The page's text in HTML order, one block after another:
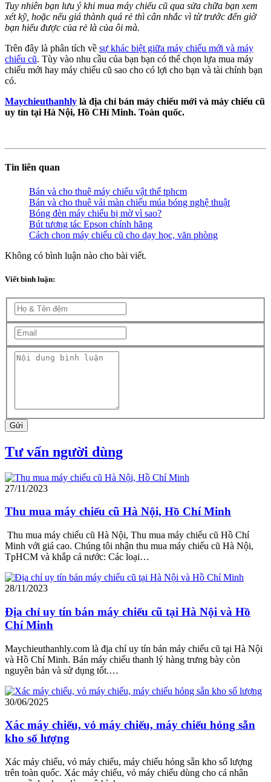
Tuy nhiên bạn lưu ý khi mua máy chiếu cũ qua sửa chữa bạn xem
xét kỹ, hoặc nếu giá thành quá rẻ thì cân nhắc vì từ trước đến giờ
bạn hiểu được của rẻ là của ôi mà.
Trên đây là phân tích về sự khác biệt giữa máy chiếu mới và máy
chiếu cũ. Tùy vào nhu cầu của bạn bạn có thể chọn lựa mua máy
chiếu mới hay máy chiếu cũ sao cho có lợi cho bạn và tài chính bạn
có.
Maychieuthanhly là địa chỉ bán máy chiếu mới và máy chiếu cũ
uy tín tại Hà Nội, Hồ CHí Minh. Toàn quốc.
Tin liên quan
Bán và cho thuê máy chiếu vật thể tphcm
Bán và cho thuê vải màn chiếu múa bóng nghệ thuật
Bóng đèn máy chiếu bị mờ vì sao?
Bút tương tác Epson chính hãng
Cách chọn máy chiếu cũ cho dạy học, văn phòng
Không có bình luận nào cho bài viết.
Viết bình luận:
Gửi
Tư vấn người dùng
27/11/2023
Thu mua máy chiếu cũ Hà Nội, Hồ Chí Minh
Thu mua máy chiếu cũ Hà Nội, Thu mua máy chiếu cũ Hồ Chí
Minh với giá cao. Chúng tôi nhận thu mua máy chiếu cũ Hà Nội,
TpHCM và khắp cả nước: Các loại…
28/11/2023
Địa chỉ uy tín bán máy chiếu cũ tại Hà Nội và Hồ
Chí Minh
Maychieuthanhly.com là địa chỉ uy tín bán máy chiếu cũ tại Hà Nội
và Hồ Chí Minh. Bán máy chiếu thanh lý hàng trưng bày còn
nguyên bản và sử dụng tốt.…
30/06/2025
Xác máy chiếu, vỏ máy chiếu, máy chiếu hỏng sẵn
kho số lượng
Xác máy chiếu, vỏ máy chiếu, máy chiếu hỏng sẵn kho số lượng
trên toàn quốc. Xác máy chiếu, vỏ máy chiếu dùng cho cá nhân